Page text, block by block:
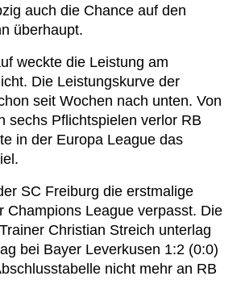
auch die Chance auf den
überhaupt.
weckte die Leistung am
Die Leistungskurve der
seit Wochen nach unten. Von
sechs Pflichtspielen verlor RB
in der Europa League das
SC Freiburg die erstmalige
Champions League verpasst. Die
Christian Streich unterlag
bei Bayer Leverkusen 1:2 (0:0)
nicht mehr an RB